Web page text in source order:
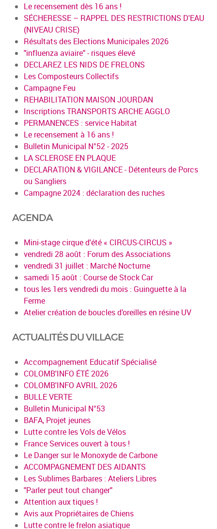
Le recensement dès 16 ans !
SÉCHERESSE – RAPPEL DES RESTRICTIONS D'EAU
(NIVEAU CRISE)
Résultats des Elections Municipales 2026
"influenza aviaire" - risques élevé
DECLAREZ LES NIDS DE FRELONS
Les Composteurs Collectifs
Campagne Feu
REHABILITATION MAISON JOURDAN
Inscriptions TRANSPORTS ARCHE AGGLO
PERMANENCES : service Habitat
Le recensement à 16 ans !
Bulletin Municipal N°52 - 2025
LA SCLEROSE EN PLAQUE
DECLARATION & VIGILANCE - Détenteurs de Porcs
ou Sangliers
Campagne 2024 : déclaration des ruches
AGENDA
Mini-stage cirque d'été « CIRCUS-CIRCUS »
vendredi 28 août : Forum des Associations
vendredi 31 juillet : Marché Nocturne
samedi 15 août : Course de Stock Car
tous les 1ers vendredi du mois : Guinguette à la
Ferme
Atelier création de boucles d’oreilles en résine UV
ACTUALITÉS DU VILLAGE
Accompagnement Educatif Spécialisé
COLOMB'INFO ÉTÉ 2026
COLOMB'INFO AVRIL 2026
BULLE VERTE
Bulletin Municipal N°53
BAFA, Projet jeunes
Lutte contre les Vols de Vélos
France Services ouvert à tous !
Le Danger sur le Monoxyde de Carbone
ACCOMPAGNEMENT DES AIDANTS
Les Sublimes Barbares : Ateliers Libres
"Parler peut tout changer"
Attention aux tiques !
Avis aux Propriétaires de Chiens
Lutte contre le frelon asiatique